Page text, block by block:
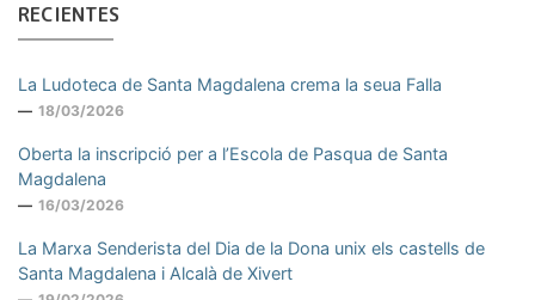
RECIENTES
La Ludoteca de Santa Magdalena crema la seua Falla
18/03/2026
Oberta la inscripció per a l’Escola de Pasqua de Santa
Magdalena
16/03/2026
La Marxa Senderista del Dia de la Dona unix els castells de
Santa Magdalena i Alcalà de Xivert